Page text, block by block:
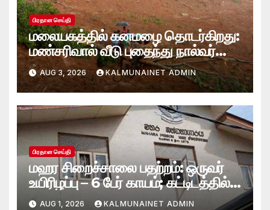
பிரதான செய்தி
மலையகத்தில் கனமழை தொடர்கிறது:
மண்சரிவால் வீடு புதைந்து நால்வர்
மாயம்
AUG 3, 2026 KALMUNAINET ADMIN
பிரதான செய்தி
மஹர சிறைச்சாலை பதற்றம்: ஒருவர்
உயிரிழப்பு – 6 பேர் காயம்; கட்டிடத்தில்
பாரிய தீ
AUG 1, 2026 KALMUNAINET ADMIN